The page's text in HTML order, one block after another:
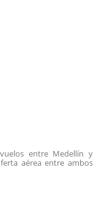
entre Medellín y
aérea entre ambos